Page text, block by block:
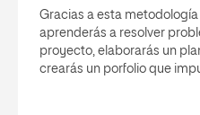
Gracias a esta metodología
aprenderás a resolver
proyecto, elaborarás un
crearás un porfolio que